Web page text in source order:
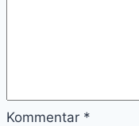
Kommentar *